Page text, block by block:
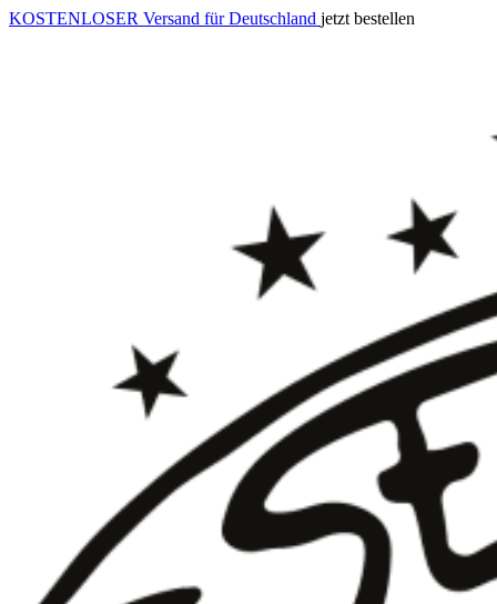
KOSTENLOSER Versand für Deutschland jetzt bestellen